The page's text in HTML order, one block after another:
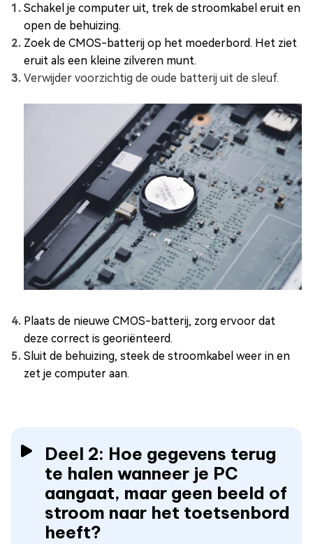
Schakel je computer uit, trek de stroomkabel eruit en
open de behuizing.
Zoek de CMOS-batterij op het moederbord. Het ziet
eruit als een kleine zilveren munt.
Verwijder voorzichtig de oude batterij uit de sleuf.
Plaats de nieuwe CMOS-batterij, zorg ervoor dat
deze correct is georiënteerd.
Sluit de behuizing, steek de stroomkabel weer in en
zet je computer aan.
Deel 2: Hoe gegevens terug
te halen wanneer je PC
aangaat, maar geen beeld of
stroom naar het toetsenbord
heeft?